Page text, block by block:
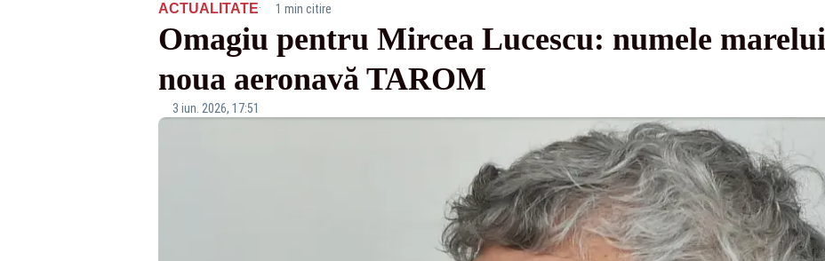
ACTUALITATE· 1 min citire
Omagiu pentru Mircea Lucescu: numele
noua aeronavă TAROM
3 iun. 2026, 17:51